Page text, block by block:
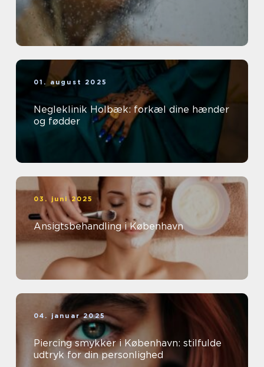
01. august 2025
Negleklinik Holbæk: forkæl dine hænder
og fødder
03. juni 2025
Ansigtsbehandling i København
04. januar 2025
Piercing smykker i København: stilfulde
udtryk for din personlighed